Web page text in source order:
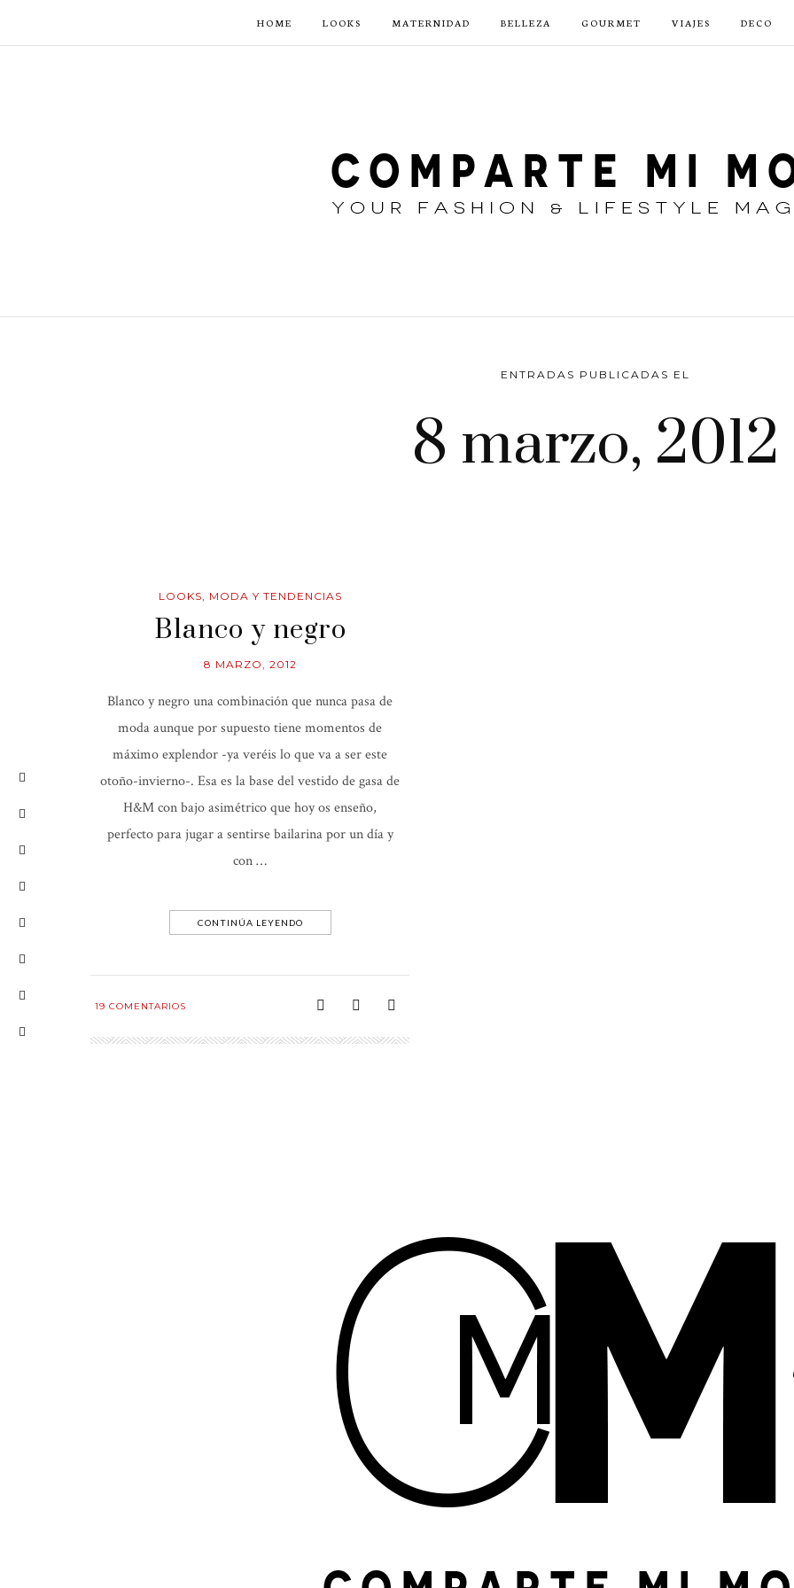
HOME LOOKS MATERNIDAD BELLEZA GOURMET VIAJES DECO
ENTRADAS PUBLICADAS EL
8 marzo, 2012
LOOKS, MODA Y TENDENCIAS
Blanco y negro
8 MARZO, 2012
Blanco y negro una combinación que nunca pasa de
moda aunque por supuesto tiene momentos de
máximo explendor -ya veréis lo que va a ser este
otoño-invierno-. Esa es la base del vestido de gasa de
H&M con bajo asimétrico que hoy os enseño,
perfecto para jugar a sentirse bailarina por un día y
con …
CONTINÚA LEYENDO
19 COMENTARIOS